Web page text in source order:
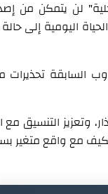
لن يتمكن من
اليومية إلى
السابقة تحذيرات
وتعزيز التنسيق مع
مع واقع متغير